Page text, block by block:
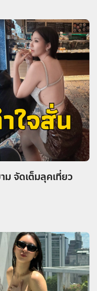
ม จัดเต็มลุคเที่ยว